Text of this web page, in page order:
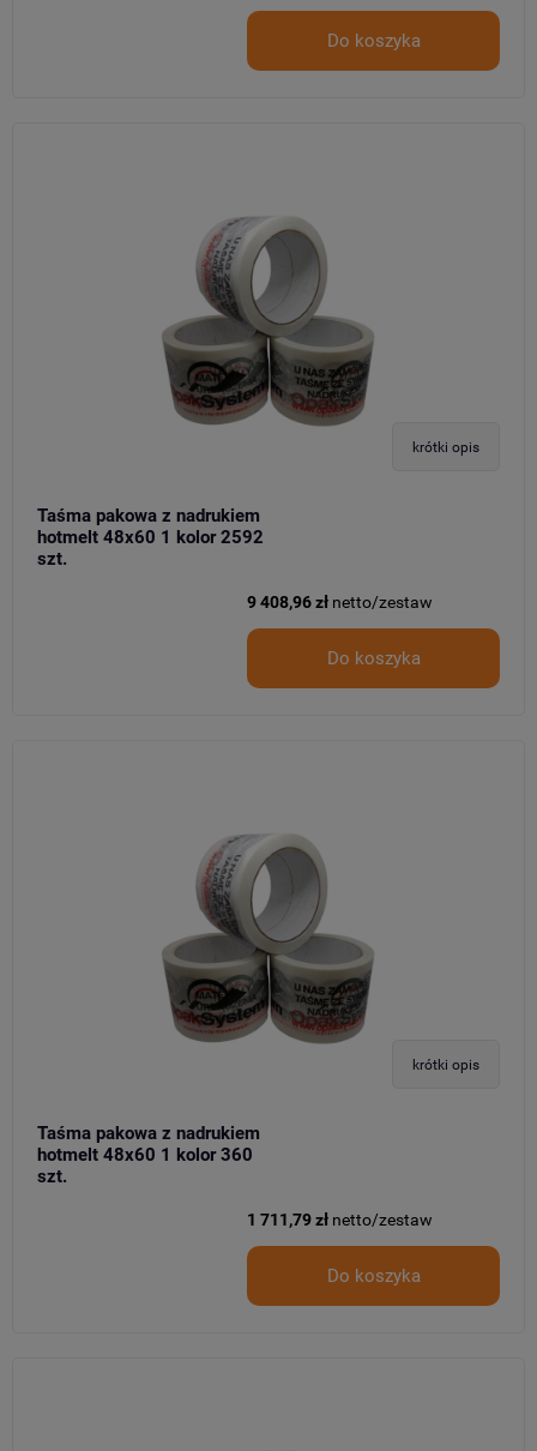
Do koszyka
krótki opis
Taśma pakowa z nadrukiem
hotmelt 48x60 1 kolor 2592
szt.
9 408,96 zł netto/zestaw
Do koszyka
krótki opis
Taśma pakowa z nadrukiem
hotmelt 48x60 1 kolor 360
szt.
1 711,79 zł netto/zestaw
Do koszyka